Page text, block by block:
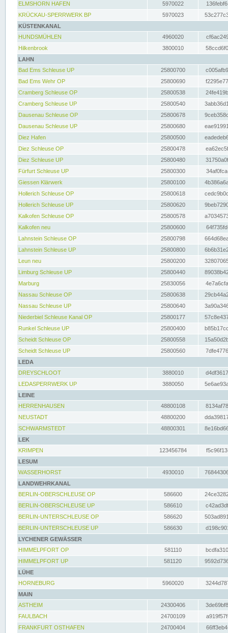
ELMSHORN HAFEN
5970022
KRÜCKAU-SPERRWERK BP
5970023
KÜSTENKANAL
HUNDSMÜHLEN
4960020
Hilkenbrook
3800010
LAHN
Bad Ems Schleuse UP
25800700
Bad Ems Wehr OP
25800690
Cramberg Schleuse OP
25800538
Cramberg Schleuse UP
25800540
Dausenau Schleuse OP
25800678
Dausenau Schleuse UP
25800680
Diez Hafen
25800500
Diez Schleuse OP
25800478
Diez Schleuse UP
25800480
Fürfurt Schleuse UP
25800300
Giessen Klärwerk
25800100
Hollerich Schleuse OP
25800618
Hollerich Schleuse UP
25800620
Kalkofen Schleuse OP
25800578
Kalkofen neu
25800600
Lahnstein Schleuse OP
25800798
Lahnstein Schleuse UP
25800800
Leun neu
25800200
Limburg Schleuse UP
25800440
Marburg
25830056
Nassau Schleuse OP
25800638
Nassau Schleuse UP
25800640
Niederbiel Schleuse Kanal OP
25800177
Runkel Schleuse UP
25800400
Scheidt Schleuse OP
25800558
Scheidt Schleuse UP
25800560
LEDA
DREYSCHLOOT
3880010
LEDASPERRWERK UP
3880050
LEINE
HERRENHAUSEN
48800108
NEUSTADT
48800200
SCHWARMSTEDT
48800301
LEK
KRIMPEN
123456784
LESUM
WASSERHORST
4930010
LANDWEHRKANAL
BERLIN-OBERSCHLEUSE OP
586600
BERLIN-OBERSCHLEUSE UP
586610
BERLIN-UNTERSCHLEUSE OP
586620
BERLIN-UNTERSCHLEUSE UP
586630
LYCHENER GEWÄSSER
HIMMELPFORT OP
581110
HIMMELPFORT UP
581120
LÜHE
HORNEBURG
5960020
MAIN
ASTHEIM
24300406
FAULBACH
24700109
FRANKFURT OSTHAFEN
24700404